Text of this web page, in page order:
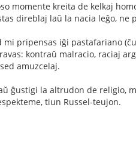
momente kreita de kelkaj
direblaj laŭ la nacia leĝo,
mi pripensas iĝi pastafariano
kontraŭ malracio, raciaj
amuzcelaj.
ĝustigi la altrudon de religio,
tiun Russel-teujon.